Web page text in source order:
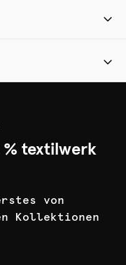
% textilwerk
von
Kollektionen